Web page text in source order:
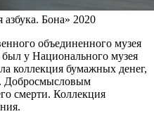
Бона» 2020
объединенного музея
у Национального музея
коллекция бумажных денег,
Добросмысловым
смерти. Коллекция